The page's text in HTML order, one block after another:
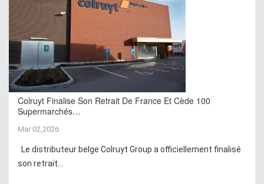
Colruyt Finalise Son Retrait De France Et Cède 100
Supermarchés…
Mar 02,2026
Le distributeur belge Colruyt Group a officiellement finalisé
son retrait...